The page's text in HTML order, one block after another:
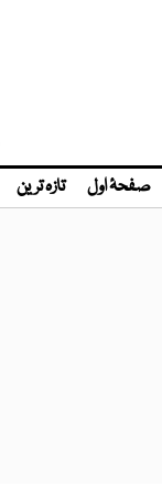
صفحۂ اول تازہ ترین